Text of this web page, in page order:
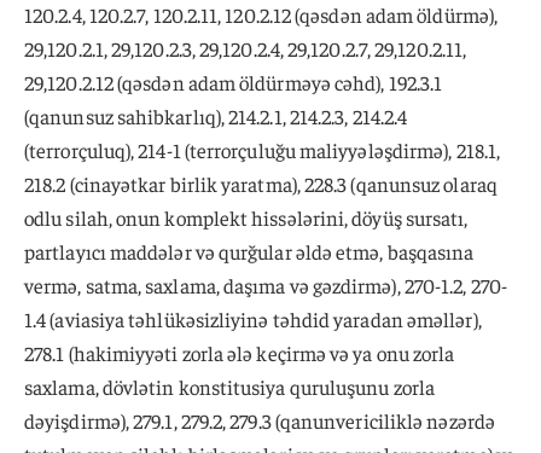
120.2.4, 120.2.7, 120.2.11, 120.2.12 (qəsdən adam öldürmə),
29,120.2.1, 29,120.2.3, 29,120.2.4, 29,120.2.7, 29,120.2.11,
29,120.2.12 (qəsdən adam öldürməyə cəhd), 192.3.1
(qanunsuz sahibkarlıq), 214.2.1, 214.2.3, 214.2.4
(terrorçuluq), 214-1 (terrorçuluğu maliyyələşdirmə), 218.1,
218.2 (cinayətkar birlik yaratma), 228.3 (qanunsuz olaraq
odlu silah, onun komplekt hissələrini, döyüş sursatı,
partlayıcı maddələr və qurğular əldə etmə, başqasına
vermə, satma, saxlama, daşıma və gəzdirmə), 270-1.2, 270-
1.4 (aviasiya təhlükəsizliyinə təhdid yaradan əməllər),
278.1 (hakimiyyəti zorla ələ keçirmə və ya onu zorla
saxlama, dövlətin konstitusiya quruluşunu zorla
dəyişdirmə), 279.1, 279.2, 279.3 (qanunvericiliklə nəzərdə